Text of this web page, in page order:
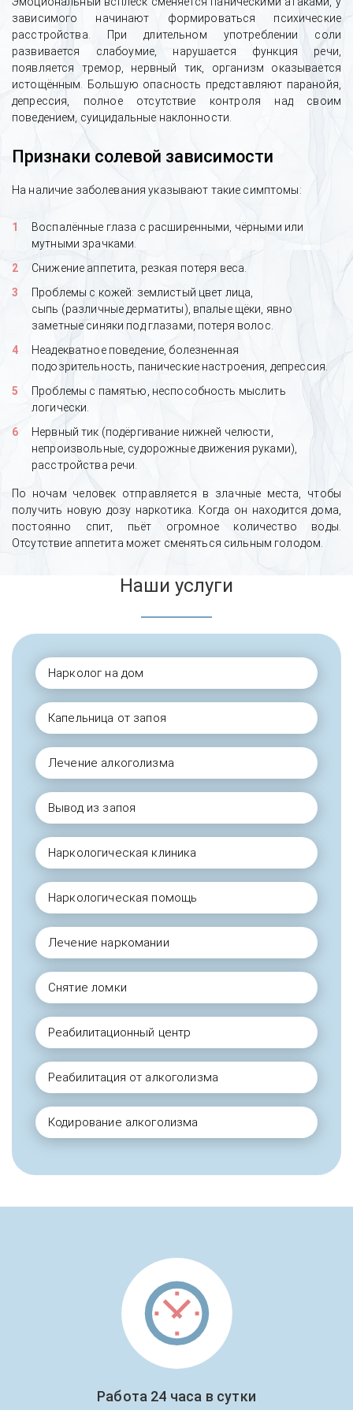
зависимого начинают формироваться психические
расстройства. При длительном употреблении соли
развивается слабоумие, нарушается функция речи,
появляется тремор, нервный тик, организм оказывается
истощённым. Большую опасность представляют паранойя,
депрессия, полное отсутствие контроля над своим
поведением, суицидальные наклонности.
Признаки солевой зависимости
На наличие заболевания указывают такие симптомы:
Воспалённые глаза с расширенными, чёрными или
мутными зрачками.
Снижение аппетита, резкая потеря веса.
Проблемы с кожей: землистый цвет лица,
сыпь (различные дерматиты), впалые щёки, явно
заметные синяки под глазами, потеря волос.
Неадекватное поведение, болезненная
подозрительность, панические настроения, депрессия.
Проблемы с памятью, неспособность мыслить
логически.
Нервный тик (подёргивание нижней челюсти,
непроизвольные, судорожные движения руками),
расстройства речи.
По ночам человек отправляется в злачные места, чтобы
получить новую дозу наркотика. Когда он находится дома,
постоянно спит, пьёт огромное количество воды.
Отсутствие аппетита может сменяться сильным голодом.
Наши услуги
Нарколог на дом
Капельница от запоя
Лечение алкоголизма
Вывод из запоя
Наркологическая клиника
Наркологическая помощь
Лечение наркомании
Снятие ломки
Реабилитационный центр
Реабилитация от алкоголизма
Кодирование алкоголизма
Работа 24 часа в сутки